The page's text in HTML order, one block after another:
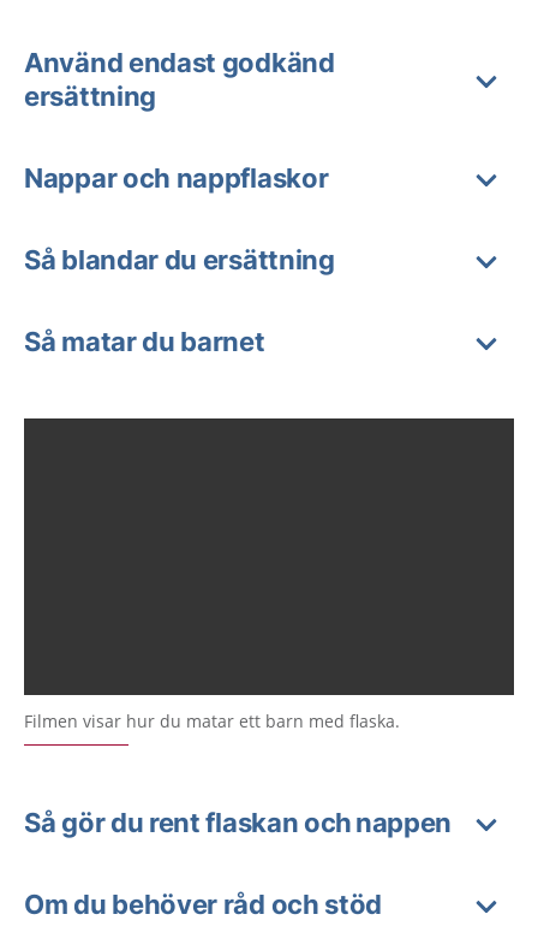
Använd endast godkänd
ersättning
Nappar och nappflaskor
Så blandar du ersättning
Så matar du barnet
Filmen visar hur du matar ett barn med flaska.
Så gör du rent flaskan och nappen
Om du behöver råd och stöd